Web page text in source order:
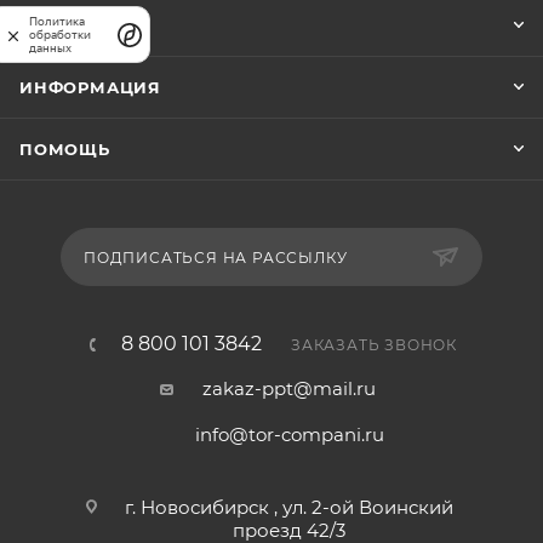
КОМПАНИЯ
ИНФОРМАЦИЯ
ПОМОЩЬ
ПОДПИСАТЬСЯ НА РАССЫЛКУ
8 800 101 3842 ЗАКАЗАТЬ ЗВОНОК
zakaz-ppt@mail.ru
info@tor-compani.ru
г. Новосибирск , ул. 2-ой Воинский
проезд 42/3
Политика
обработки
данных